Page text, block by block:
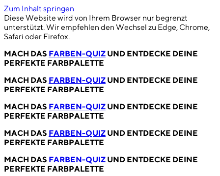
Zum Inhalt springen
Diese Website wird von Ihrem Browser nur begrenzt
unterstützt. Wir empfehlen den Wechsel zu Edge, Chrome,
Safari oder Firefox.
MACH DAS FARBEN-QUIZ UND ENTDECKE DEINE
PERFEKTE FARBPALETTE
MACH DAS FARBEN-QUIZ UND ENTDECKE DEINE
PERFEKTE FARBPALETTE
MACH DAS FARBEN-QUIZ UND ENTDECKE DEINE
PERFEKTE FARBPALETTE
MACH DAS FARBEN-QUIZ UND ENTDECKE DEINE
PERFEKTE FARBPALETTE
MACH DAS FARBEN-QUIZ UND ENTDECKE DEINE
PERFEKTE FARBPALETTE